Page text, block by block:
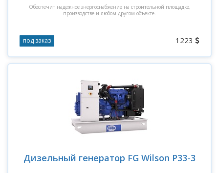
Обеспечит надежное энергоснабжение на строительной площадке,
производстве и любом другом объекте.
1223
под заказ
Дизельный генератор FG Wilson P33-3